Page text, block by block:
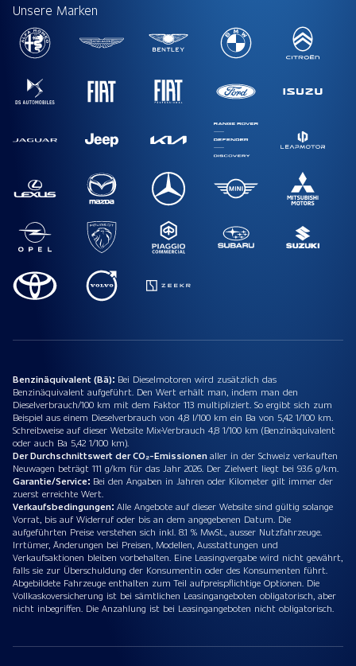
Unsere Marken
Benzinäquivalent (Bä): Bei Dieselmotoren wird zusätzlich das
Benzinäquivalent aufgeführt. Den Wert erhält man, indem man den
Dieselverbrauch/100 km mit dem Faktor 113 multipliziert. So ergibt sich zum
Beispiel aus einem Dieselverbrauch von 4,8 l/100 km ein Ba von 5,42 1/100 km.
Schreibweise auf dieser Website Mix-Verbrauch 4,8 1/100 km (Benzinäquivalent
oder auch Ba 5,42 1/100 km).
Der Durchschnittswert der CO₂-Emissionenaller in der Schweiz verkauften
Neuwagen beträgt 111 g/km für das Jahr 2026. Der Zielwert liegt bei 93.6 g/km.
Garantie/Service: Bei den Angaben in Jahren oder Kilometer gilt immer der
zuerst erreichte Wert.
Verkaufsbedingungen: Alle Angebote auf dieser Website sind gültig solange
Vorrat, bis auf Widerruf oder bis an dem angegebenen Datum. Die
aufgeführten Preise verstehen sich inkl. 8.1 % MwSt., ausser Nutzfahrzeuge.
Irrtümer, Änderungen bei Preisen, Modellen, Ausstattungen und
Verkaufsaktionen bleiben vorbehalten. Eine Leasingvergabe wird nicht gewährt,
falls sie zur Überschuldung der Konsumentin oder des Konsumenten führt.
Abgebildete Fahrzeuge enthalten zum Teil aufpreispflichtige Optionen. Die
Vollkaskoversicherung ist bei sämtlichen Leasingangeboten obligatorisch, aber
nicht inbegriffen. Die Anzahlung ist bei Leasingangeboten nicht obligatorisch.